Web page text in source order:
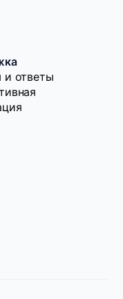
и ответы